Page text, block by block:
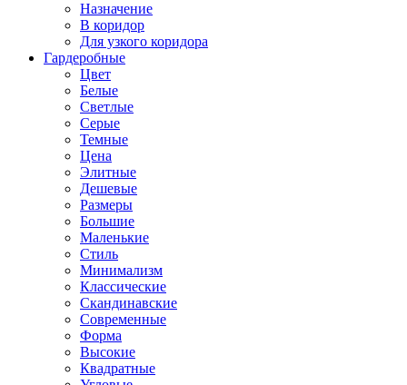
Назначение
В коридор
Для узкого коридора
Гардеробные
Цвет
Белые
Светлые
Серые
Темные
Цена
Элитные
Дешевые
Размеры
Большие
Маленькие
Стиль
Минимализм
Классические
Скандинавские
Современные
Форма
Высокие
Квадратные